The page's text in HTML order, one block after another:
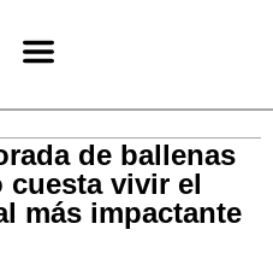
de ballenas
cuesta vivir el
más impactante